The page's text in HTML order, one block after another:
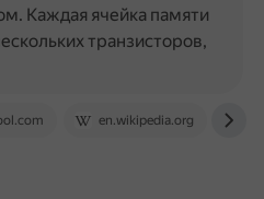
en.wikipedia.org
Каждая ячейка памяти
транзисторов,